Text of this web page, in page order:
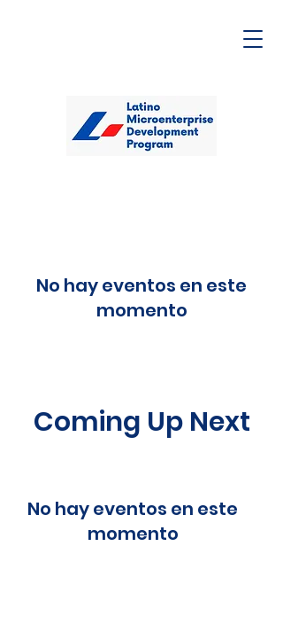
No hay eventos en este
momento
Coming Up Next
No hay eventos en este
momento